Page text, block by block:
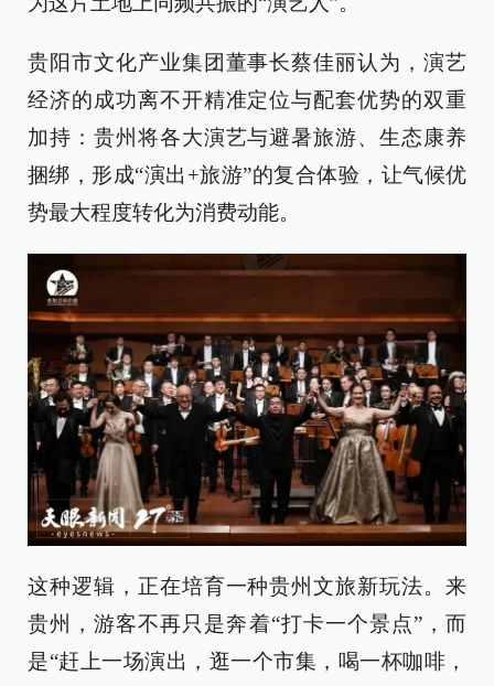
贵阳市文化产业集团董事长蔡佳丽认为，演艺
经济的成功离不开精准定位与配套优势的双重
加持：贵州将各大演艺与避暑旅游、生态康养
捆绑，形成“演出+旅游”的复合体验，让气候优
势最大程度转化为消费动能。
这种逻辑，正在培育一种贵州文旅新玩法。来
贵州，游客不再只是奔着“打卡一个景点”，而
是“赶上一场演出，逛一个市集，喝一杯咖啡，